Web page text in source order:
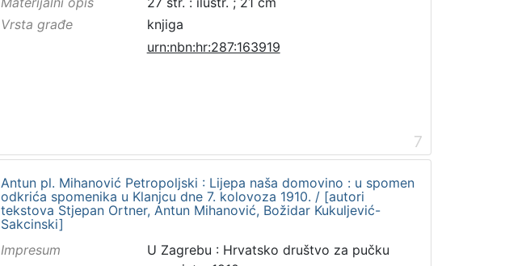
Vrsta građe
knjiga
urn:nbn:hr:287:163919
7
Antun pl. Mihanović Petropoljski : Lijepa naša domovino : u spomen
odkrića spomenika u Klanjcu dne 7. kolovoza 1910. / [autori
tekstova Stjepan Ortner, Antun Mihanović, Božidar Kukuljević-
Sakcinski]
Impresum
U Zagrebu : Hrvatsko društvo za pučku